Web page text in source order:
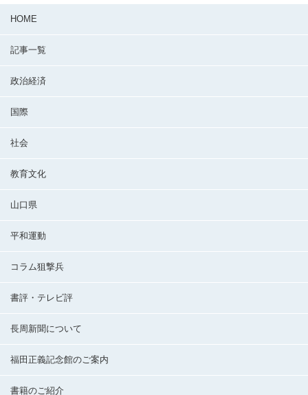
HOME
記事一覧
政治経済
国際
社会
教育文化
山口県
平和運動
コラム狙撃兵
書評・テレビ評
長周新聞について
福田正義記念館のご案内
書籍のご紹介